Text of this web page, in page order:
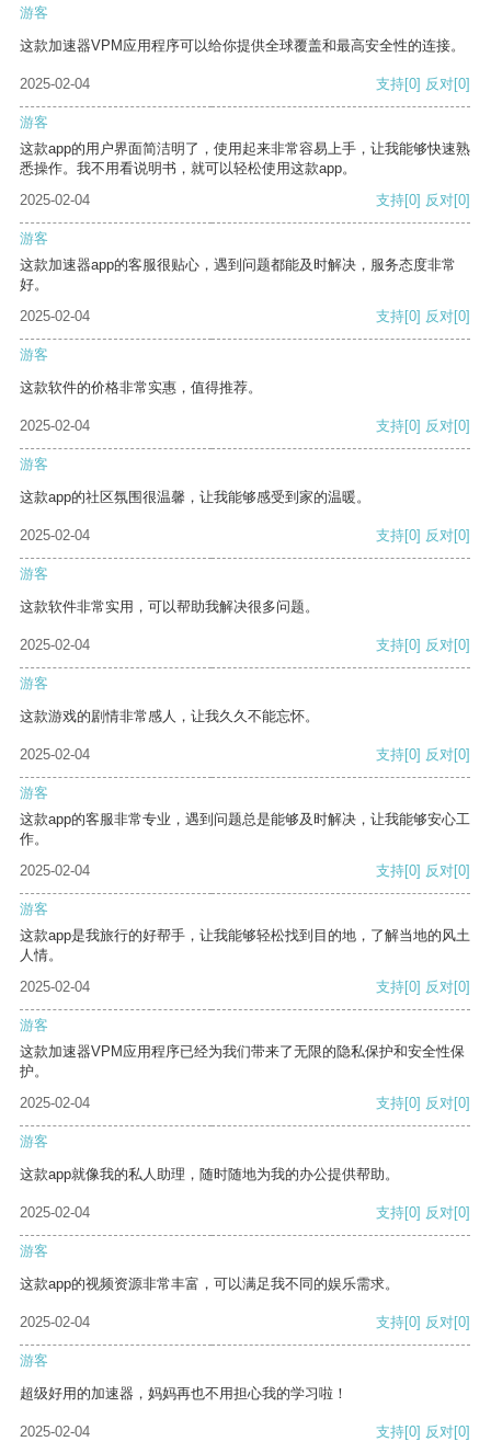
游客
这款加速器VPM应用程序可以给你提供全球覆盖和最高安全性的连接。
2025-02-04 支持[0] 反对[0]
游客
这款app的用户界面简洁明了，使用起来非常容易上手，让我能够快速熟
悉操作。我不用看说明书，就可以轻松使用这款app。
2025-02-04
支持[0] 反对[0]
游客
这款加速器app的客服很贴心，遇到问题都能及时解决，服务态度非常
好。
2025-02-04
支持[0] 反对[0]
游客
这款软件的价格非常实惠，值得推荐。
2025-02-04 支持[0] 反对[0]
游客
这款app的社区氛围很温馨，让我能够感受到家的温暖。
2025-02-04 支持[0] 反对[0]
游客
这款软件非常实用，可以帮助我解决很多问题。
2025-02-04 支持[0] 反对[0]
游客
这款游戏的剧情非常感人，让我久久不能忘怀。
2025-02-04 支持[0] 反对[0]
游客
这款app的客服非常专业，遇到问题总是能够及时解决，让我能够安心工
作。
2025-02-04
支持[0] 反对[0]
游客
这款app是我旅行的好帮手，让我能够轻松找到目的地，了解当地的风土
人情。
2025-02-04
支持[0] 反对[0]
游客
这款加速器VPM应用程序已经为我们带来了无限的隐私保护和安全性保
护。
2025-02-04
支持[0] 反对[0]
游客
这款app就像我的私人助理，随时随地为我的办公提供帮助。
2025-02-04 支持[0] 反对[0]
游客
这款app的视频资源非常丰富，可以满足我不同的娱乐需求。
2025-02-04 支持[0] 反对[0]
游客
超级好用的加速器，妈妈再也不用担心我的学习啦！
2025-02-04 支持[0] 反对[0]